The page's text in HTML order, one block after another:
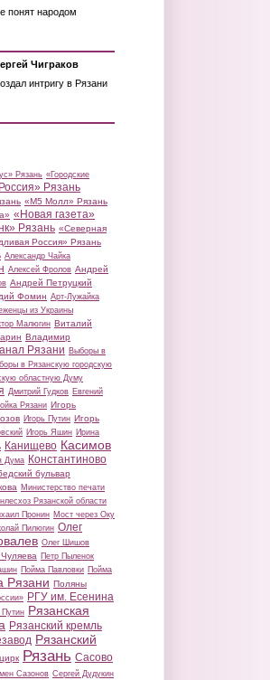
понят народом
Чиграков
интригу в Рязани
Рязань «Городские
Рязань
«М5 Молл» Рязань
«Новая газета»
Рязань «Северная
Россия» Рязань
Александр Чайка
Алексей Фролов Андрей
Андрей Петруцкий
Фомин Арт-Лужайка
из Украины
Малюгин Виталий
Владимир
Рязани Выборы в
в Рязанскую городскую
областную Думу
Дмитрий Гудков Евгений
Рязани Игорь
Игорь Путин Игорь
Игорь Яшин Ирина
Канищево Касимов
Дума Константиново
бульвар
Министерство печати
Рязанской области
Пронин Мост через Оку
Пилюгин Олег
Олег Шишов
Петр Пыленок
Пойма Павловки Пойма
Рязани Поляны
РГУ им. Есенина
Рязанская
Рязанский кремль
Рязанский
Рязань Сасово
Сазонов Сергей Дудукин